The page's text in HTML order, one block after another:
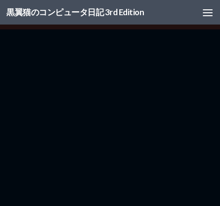
コンテンツへスキップ
黒翼猫のコンピュータ日記 3rd Edition